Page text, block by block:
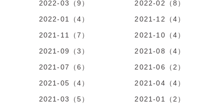
2022-03（9）
2022-02（8）
2022-01（4）
2021-12（4）
2021-11（7）
2021-10（4）
2021-09（3）
2021-08（4）
2021-07（6）
2021-06（2）
2021-05（4）
2021-04（4）
2021-03（5）
2021-01（2）